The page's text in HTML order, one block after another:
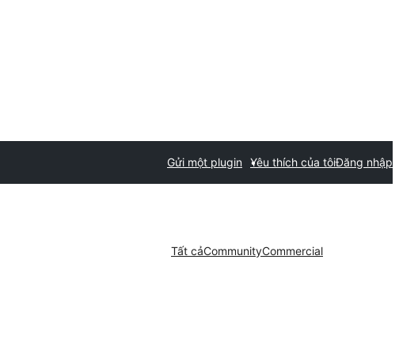
Gửi một plugin Yêu thích của tôiĐăng nhập
Tất cảCommunityCommercial